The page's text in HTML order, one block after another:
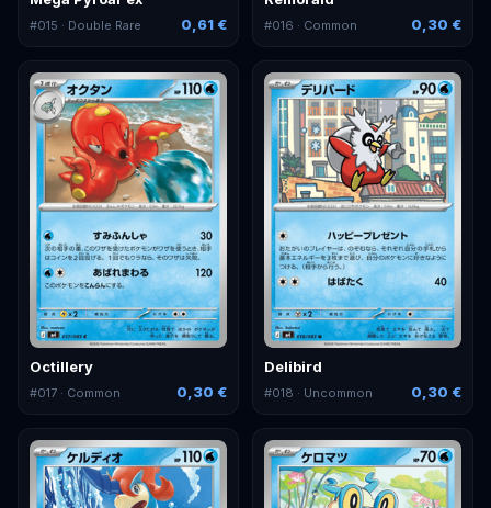
#015 · Double Rare 0,61 € #016 · Common 0,30 €
Octillery
#017 · Common 0,30 €
Delibird
#018 · Uncommon 0,30 €